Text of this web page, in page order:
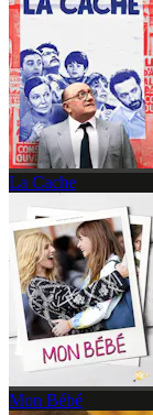
La Cache
Mon Bébé